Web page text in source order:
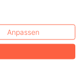
Anpassen